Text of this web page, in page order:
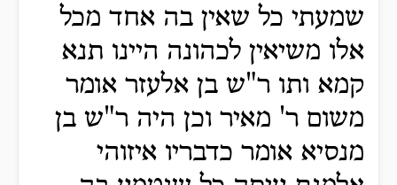
שמעתי כל שאין בה אחד מכל
אלו משיאין לכהונה היינו תנא
קמא ותו ר"ש בן אלעזר אומר
משום ר' מאיר וכן היה ר"ש בן
מנסיא אומר כדבריו איזוהי